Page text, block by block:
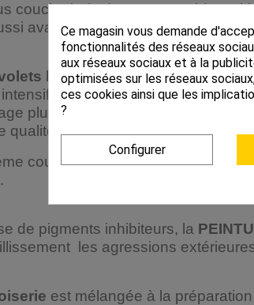
couche bois de 20 % au white
avant d’appliquer une seconde
bois, éliminez les parties non
Appliquez 2 couches de
plutôt long, environ 24 heures,
qualité d’accroche irréprochable
couche depeinture bois, de
de pigments inhibiteurs, la
les agressions
est mélangée à la
Ce magasin vous demande
fonctionnalités des réseaux
aux réseaux sociaux et à la
optimisées sur les réseaux
ces cookies ainsi que les
?
Configurer